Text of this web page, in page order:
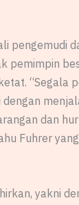
pengemudi
pemimpin
“Segala
dan
Fuhrer
yakni